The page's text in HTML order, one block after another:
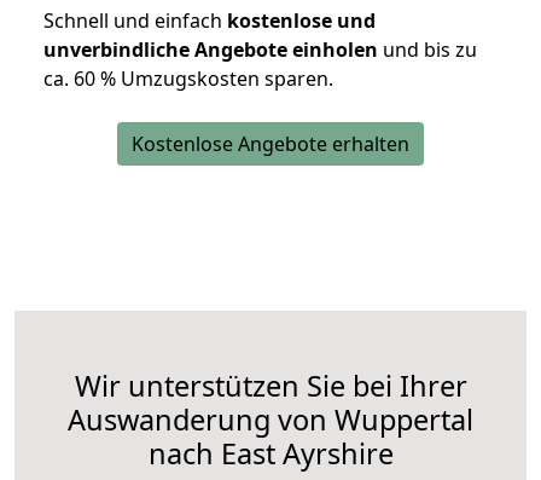
Schnell und einfach kostenlose und
unverbindliche Angebote einholen und bis zu
ca. 60 % Umzugskosten sparen.
Kostenlose Angebote erhalten
Wir unterstützen Sie bei Ihrer
Auswanderung von Wuppertal
nach East Ayrshire